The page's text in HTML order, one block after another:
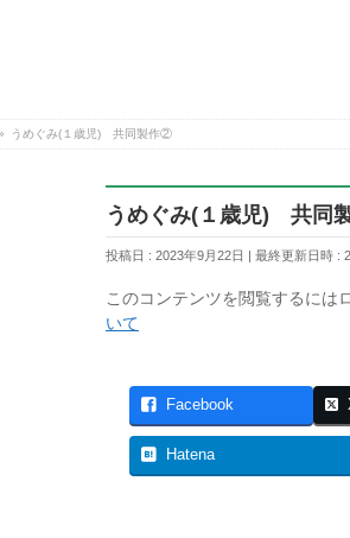
うめぐみ(１歳児) 共同製作②
うめぐみ(１歳児) 共同
投稿日 : 2023年9月22日 最終更新日時 :
このコンテンツを閲覧するには
いて
Facebook
Hatena